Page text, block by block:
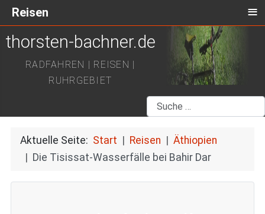
thorsten-bachner.de
RADFAHREN | REISEN |
RUHRGEBIET
Suchen
Aktuelle Seite: Start Reisen
Äthiopien
Die Tisissat-Wasserfälle bei Bahir Dar
Reisen ≡